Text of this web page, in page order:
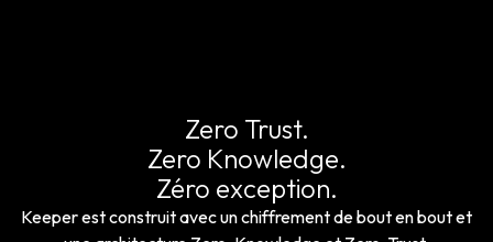
Zero Trust.
Zero Knowledge.
Zéro exception.
Keeper est construit avec un chiffrement de bout en bout et